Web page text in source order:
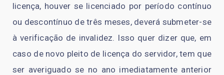
licença, houver se licenciado por período contínuo
ou descontínuo de três meses, deverá submeter-se
à verificação de invalidez. Isso quer dizer que, em
caso de novo pleito de licença do servidor, tem que
ser averiguado se no ano imediatamente anterior